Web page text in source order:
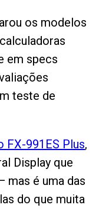
os modelos
em specs
teste de
FX-991ES Plus,
Display que
mas é uma das
do que muita